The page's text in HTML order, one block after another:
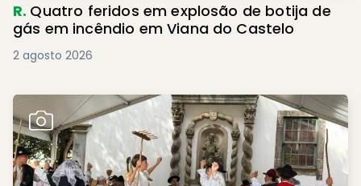
R. Quatro feridos em explosão de botija de
gás em incêndio em Viana do Castelo
2 agosto 2026